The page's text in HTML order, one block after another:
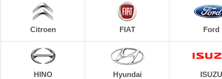
Citroen FIAT Ford
HINO Hyundai ISUZU